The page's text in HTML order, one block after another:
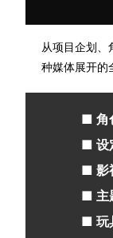
从项目企划
种媒体展开的
■
■ 设
■ 影
■ 主
■ 玩